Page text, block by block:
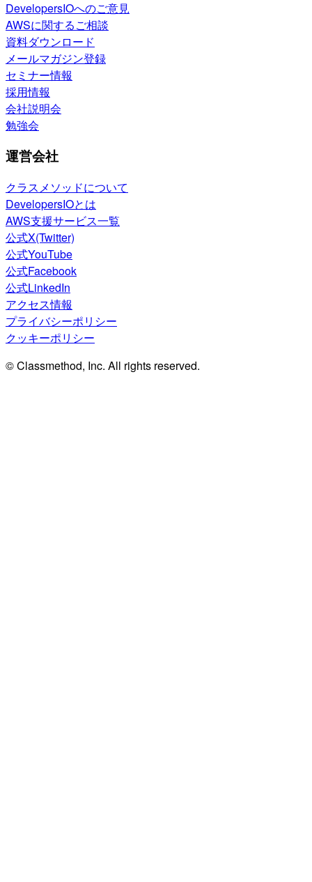
DevelopersIOへのご意見
AWSに関するご相談
資料ダウンロード
メールマガジン登録
セミナー情報
採用情報
会社説明会
勉強会
運営会社
クラスメソッドについて
DevelopersIOとは
AWS支援サービス一覧
公式X(Twitter)
公式YouTube
公式Facebook
公式LinkedIn
アクセス情報
プライバシーポリシー
クッキーポリシー
© Classmethod, Inc. All rights reserved.